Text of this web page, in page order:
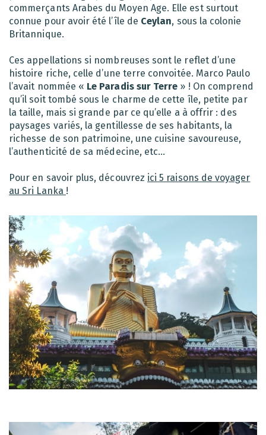
commerçants Arabes du Moyen Age. Elle est surtout
connue pour avoir été l’île de Ceylan, sous la colonie
Britannique.
Ces appellations si nombreuses sont le reflet d’une
histoire riche, celle d’une terre convoitée. Marco Paulo
l’avait nommée « Le Paradis sur Terre » ! On comprend
qu’il soit tombé sous le charme de cette île, petite par
la taille, mais si grande par ce qu’elle a à offrir : des
paysages variés, la gentillesse de ses habitants, la
richesse de son patrimoine, une cuisine savoureuse,
l’authenticité de sa médecine, etc…
Pour en savoir plus, découvrez ici 5 raisons de voyager
au Sri Lanka !